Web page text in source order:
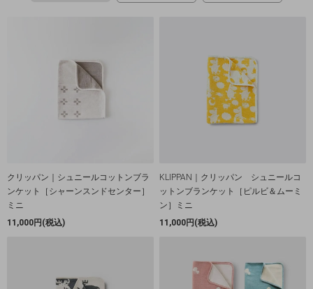
クリッパン｜シュニールコットンブラ
ンケット［シャーンスンドセンター］
ミニ
11,000円(税込)
KLIPPAN｜クリッパン シュニールコ
ットンブランケット［ピルビ＆ムーミ
ン］ミニ
11,000円(税込)